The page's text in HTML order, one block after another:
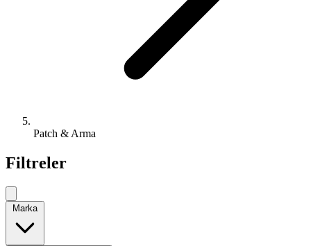
Patch & Arma
Filtreler
Marka